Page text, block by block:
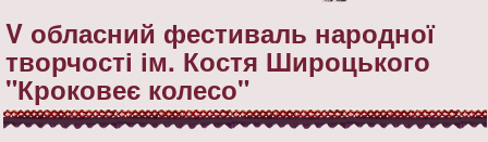
V обласний фестиваль народної
творчості ім. Костя Широцького
"Кроковеє колесо"